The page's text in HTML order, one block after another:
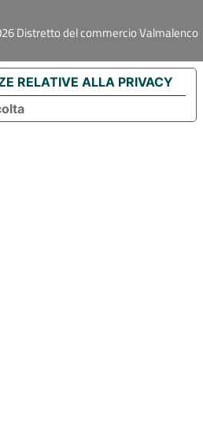
Distretto del commercio Valmalenco
RELATIVE ALLA PRIVACY